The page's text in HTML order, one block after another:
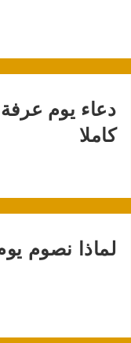
دعاء يوم
كاملا
لماذا نصوم